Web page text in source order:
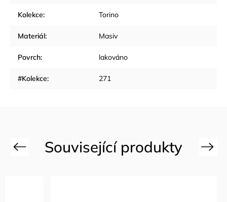
Kolekce: Torino
Materiál: Masiv
Povrch: lakováno
#Kolekce: 271
Previous Next